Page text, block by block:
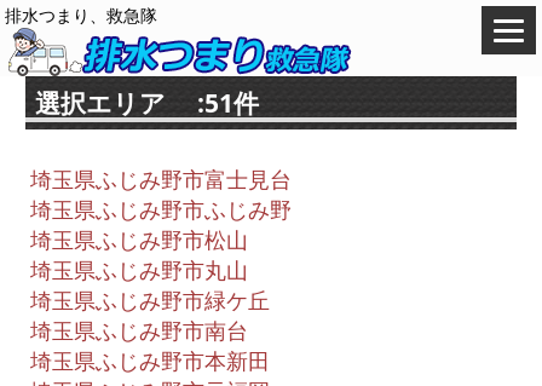
排水つまり、救急隊
選択エリア :51件
埼玉県ふじみ野市富士見台
埼玉県ふじみ野市ふじみ野
埼玉県ふじみ野市松山
埼玉県ふじみ野市丸山
埼玉県ふじみ野市緑ケ丘
埼玉県ふじみ野市南台
埼玉県ふじみ野市本新田